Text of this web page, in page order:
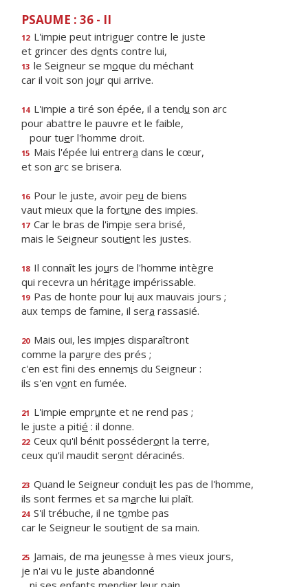
PSAUME : 36 - II
12 L'impie peut intriguer contre le juste
et grincer des dents contre lui,
13 le Seigneur se moque du méchant
car il voit son jour qui arrive.
14 L'impie a tiré son épée, il a tendu son arc
pour abattre le pauvre et le faible,
pour tuer l'homme droit.
15 Mais l'épée lui entrera dans le cœur,
et son arc se brisera.
16 Pour le juste, avoir peu de biens
vaut mieux que la fortune des impies.
17 Car le bras de l'impie sera brisé,
mais le Seigneur soutient les justes.
18 Il connaît les jours de l'homme intègre
qui recevra un héritage impérissable.
19 Pas de honte pour lui aux mauvais jours ;
aux temps de famine, il sera rassasié.
20 Mais oui, les impies disparaîtront
comme la parure des prés ;
c'en est fini des ennemis du Seigneur :
ils s'en vont en fumée.
21 L'impie emprunte et ne rend pas ;
le juste a pitié : il donne.
22 Ceux qu'il bénit posséderont la terre,
ceux qu'il maudit seront déracinés.
23 Quand le Seigneur conduit les pas de l'homme,
ils sont fermes et sa marche lui plaît.
24 S'il trébuche, il ne tombe pas
car le Seigneur le soutient de sa main.
25 Jamais, de ma jeunesse à mes vieux jours,
je n'ai vu le juste abandonné